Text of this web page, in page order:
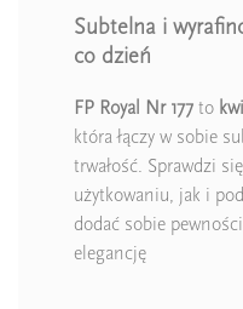
Subtelna i
co dzień
FP Royal Nr 177 to
która łączy w sobie
trwałość. Sprawdzi
użytkowaniu, jak i
dodać sobie
elegancję